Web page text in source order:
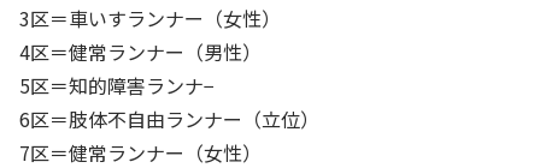
3区＝車いすランナー（女性）
4区＝健常ランナー（男性）
5区＝知的障害ランナ−
6区＝肢体不自由ランナー（立位）
7区＝健常ランナー（女性）